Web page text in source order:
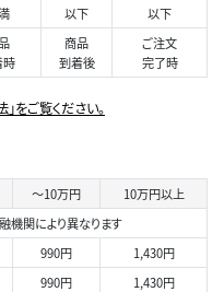
以下
以下
時
商品
到着後
ご注文
完了時
をご覧ください。
～10万円
10万円以上
機関により異なります
990円
1,430円
990円 1,430円